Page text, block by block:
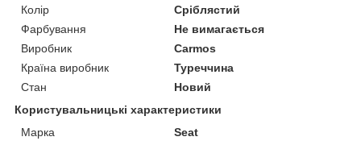
Колір
Сріблястий
Фарбування
Не вимагається
Виробник
Carmos
Країна виробник
Туреччина
Стан
Новий
Користувальницькі характеристики
Марка
Seat